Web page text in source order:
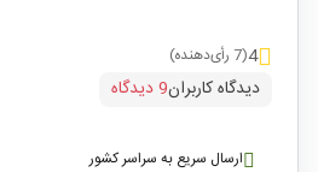
4(7 رأی‌دهنده)
دیدگاه کاربران9 دیدگاه
ارسال سریع به سراسر کشور